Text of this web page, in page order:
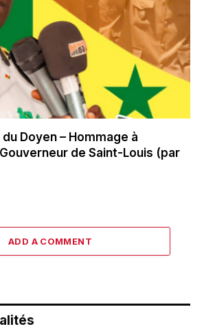
Doyen – Hommage à
de Saint-Louis (par
ADD A COMMENT